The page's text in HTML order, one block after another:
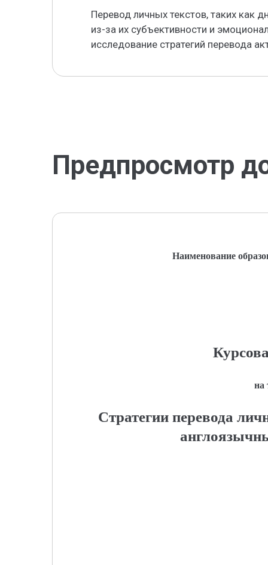
Перевод личных текстов, таких как
из-за их субъективности и
исследование стратегий перевода
Предпросмотр
Наименование
на
Стратегии перевода